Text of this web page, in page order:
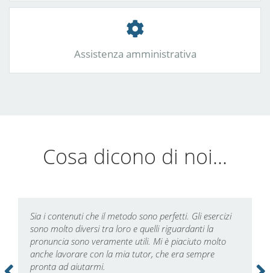
Assistenza amministrativa
Cosa dicono di noi...
Sia i contenuti che il metodo sono perfetti. Gli esercizi
sono molto diversi tra loro e quelli riguardanti la
pronuncia sono veramente utili. Mi è piaciuto molto
anche lavorare con la mia tutor, che era sempre
pronta ad aiutarmi.